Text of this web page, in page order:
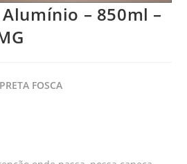
– 850ml –
FOSCA